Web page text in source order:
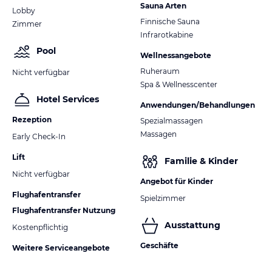
Lobby
Zimmer
Pool
Nicht verfügbar
Hotel Services
Rezeption
Early Check-In
Lift
Nicht verfügbar
Flughafentransfer
Flughafentransfer Nutzung
Kostenpflichtig
Weitere Serviceangebote
Sauna Arten
Finnische Sauna
Infrarotkabine
Wellnessangebote
Ruheraum
Spa & Wellnesscenter
Anwendungen/Behandlungen
Spezialmassagen
Massagen
Familie & Kinder
Angebot für Kinder
Spielzimmer
Ausstattung
Geschäfte